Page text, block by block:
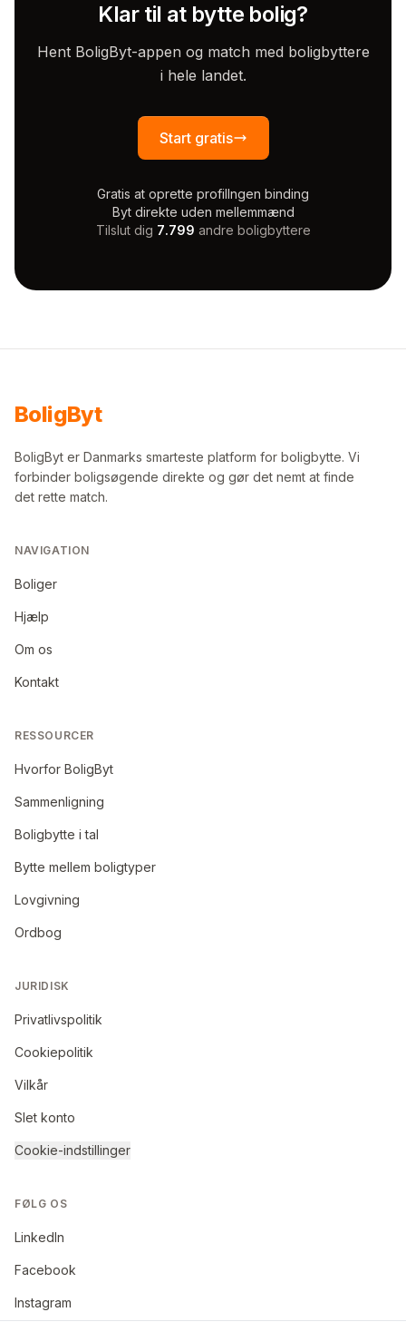
Klar til at bytte bolig?
Hent BoligByt-appen og match med boligbyttere
i hele landet.
Start gratis
Gratis at oprette profilIngen binding
Byt direkte uden mellemmænd
Tilslut dig 7.799 andre boligbyttere
BoligByt
BoligByt er Danmarks smarteste platform for boligbytte. Vi
forbinder boligsøgende direkte og gør det nemt at finde
det rette match.
NAVIGATION
Boliger
Hjælp
Om os
Kontakt
RESSOURCER
Hvorfor BoligByt
Sammenligning
Boligbytte i tal
Bytte mellem boligtyper
Lovgivning
Ordbog
JURIDISK
Privatlivspolitik
Cookiepolitik
Vilkår
Slet konto
Cookie-indstillinger
FØLG OS
LinkedIn
Facebook
Instagram